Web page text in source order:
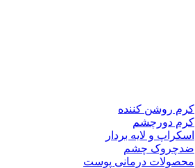
کرم روشن کننده
کرم دورچشم
اسکراپ و لایه بردار
ضدچروک چشم
محصولات درمانی پوست